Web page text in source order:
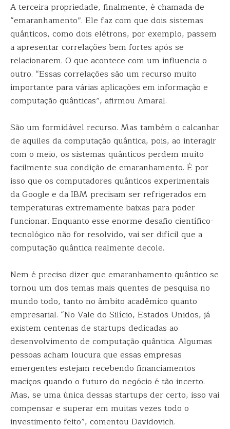
A terceira propriedade, finalmente, é chamada de
“emaranhamento”. Ele faz com que dois sistemas
quânticos, como dois elétrons, por exemplo, passem
a apresentar correlações bem fortes após se
relacionarem. O que acontece com um influencia o
outro. “Essas correlações são um recurso muito
importante para várias aplicações em informação e
computação quânticas”, afirmou Amaral.
São um formidável recurso. Mas também o calcanhar
de aquiles da computação quântica, pois, ao interagir
com o meio, os sistemas quânticos perdem muito
facilmente sua condição de emaranhamento. É por
isso que os computadores quânticos experimentais
da Google e da IBM precisam ser refrigerados em
temperaturas extremamente baixas para poder
funcionar. Enquanto esse enorme desafio científico-
tecnológico não for resolvido, vai ser difícil que a
computação quântica realmente decole.
Nem é preciso dizer que emaranhamento quântico se
tornou um dos temas mais quentes de pesquisa no
mundo todo, tanto no âmbito acadêmico quanto
empresarial. “No Vale do Silício, Estados Unidos, já
existem centenas de startups dedicadas ao
desenvolvimento de computação quântica. Algumas
pessoas acham loucura que essas empresas
emergentes estejam recebendo financiamentos
maciços quando o futuro do negócio é tão incerto.
Mas, se uma única dessas startups der certo, isso vai
compensar e superar em muitas vezes todo o
investimento feito”, comentou Davidovich.